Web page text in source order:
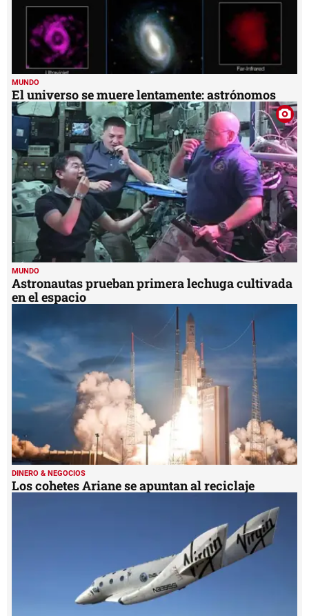
MUNDO
El universo se muere lentamente: astrónomos
MUNDO
Astronautas prueban primera lechuga cultivada
en el espacio
DINERO & NEGOCIOS
Los cohetes Ariane se apuntan al reciclaje